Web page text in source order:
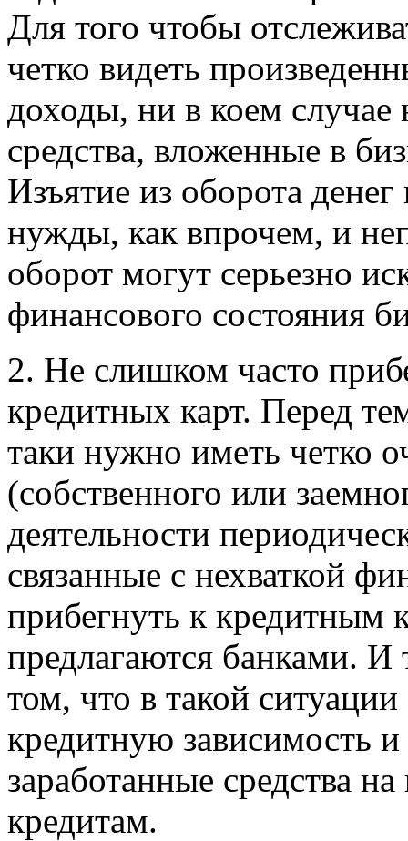
Для того чтобы
четко видеть
доходы, ни в коем
средства, вложенные в
Изъятие из оборота
нужды, как впрочем, и
оборот могут серьезно
финансового состояния
2. Не слишком часто
кредитных карт. Перед
таки нужно иметь четко
(собственного или
деятельности
связанные с нехваткой
прибегнуть к кредитным
предлагаются банками. И
том, что в такой
кредитную зависимость и
заработанные средства
кредитам.